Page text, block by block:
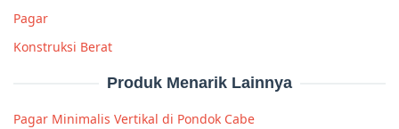
Pagar
Konstruksi Berat
Produk Menarik Lainnya
Pagar Minimalis Vertikal di Pondok Cabe